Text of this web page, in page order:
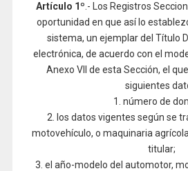
Artículo 1º .- Los Registros
oportunidad en que así lo
sistema, un ejemplar del Título
electrónica, de acuerdo con el
Anexo VII de esta Sección, el
siguientes
1. número de
2. los datos vigentes según se
motovehículo, o maquinaria
titular;
3. el año-modelo del automotor,